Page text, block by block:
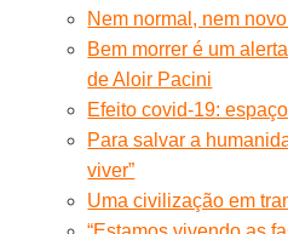
Nem normal, nem
Bem morrer é um
de Aloir Pacini
Efeito covid-19:
Para salvar a
viver”
Uma civilização em